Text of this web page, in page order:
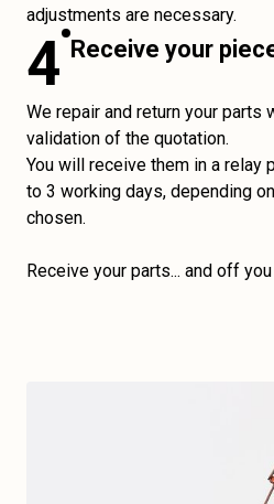
adjustments are necessary.
4 Receive your
We repair and return your parts
validation of the quotation.
You will receive them in a relay
to 3 working days, depending
chosen.
Receive your parts... and off